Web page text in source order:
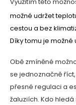
možné udržet
cestou a bez
Díky tomu je možné
Obě zmíněné
se jednoznačně
přesné regulaci a
žaluziích. Kdo